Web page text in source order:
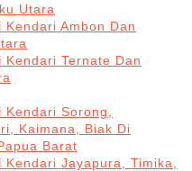
Utara
Kendari Ambon Dan
Kendari Ternate Dan
Kendari Sorong,
Kaimana, Biak Di
Barat
Kendari Jayapura, Timika,